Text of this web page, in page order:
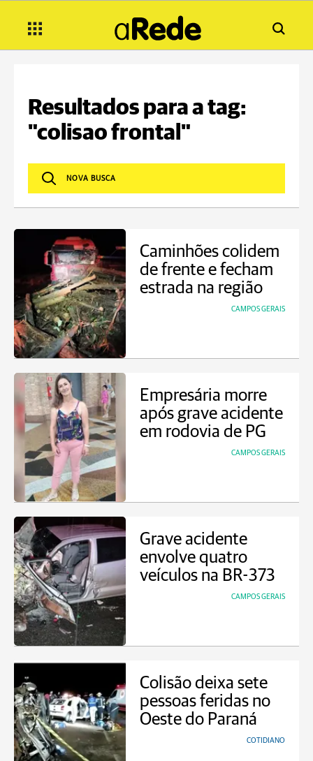
Resultados para a tag:
"colisao frontal"
Caminhões colidem
de frente e fecham
estrada na região
CAMPOS GERAIS
Empresária morre
após grave acidente
em rodovia de PG
CAMPOS GERAIS
Grave acidente
envolve quatro
veículos na BR-373
CAMPOS GERAIS
Colisão deixa sete
pessoas feridas no
Oeste do Paraná
COTIDIANO